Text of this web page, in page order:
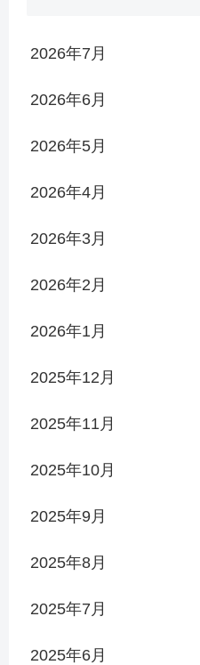
2026年7月
2026年6月
2026年5月
2026年4月
2026年3月
2026年2月
2026年1月
2025年12月
2025年11月
2025年10月
2025年9月
2025年8月
2025年7月
2025年6月